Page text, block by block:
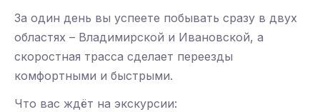
За один день вы успеете побывать сразу в двух
областях – Владимирской и Ивановской, а
скоростная трасса сделает переезды
комфортными и быстрыми.
Что вас ждёт на экскурсии: